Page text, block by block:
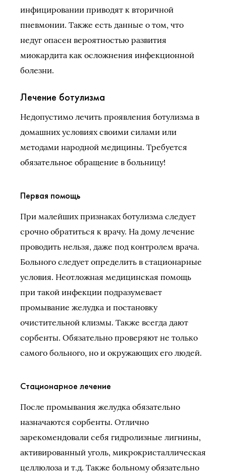
инфицировании приводят к вторичной
пневмонии. Также есть данные о том, что
недуг опасен вероятностью развития
миокардита как осложнения инфекционной
болезни.
Лечение ботулизма
Недопустимо лечить проявления ботулизма в
домашних условиях своими силами или
методами народной медицины. Требуется
обязательное обращение в больницу!
Первая помощь
При малейших признаках ботулизма следует
срочно обратиться к врачу. На дому лечение
проводить нельзя, даже под контролем врача.
Больного следует определить в стационарные
условия. Неотложная медицинская помощь
при такой инфекции подразумевает
промывание желудка и постановку
очистительной клизмы. Также всегда дают
сорбенты. Обязательно проверяют не только
самого больного, но и окружающих его людей.
Стационарное лечение
После промывания желудка обязательно
назначаются сорбенты. Отлично
зарекомендовали себя гидролизные лигнины,
активированный уголь, микрокристаллическая
целлюлоза и т.д. Также больному обязательно